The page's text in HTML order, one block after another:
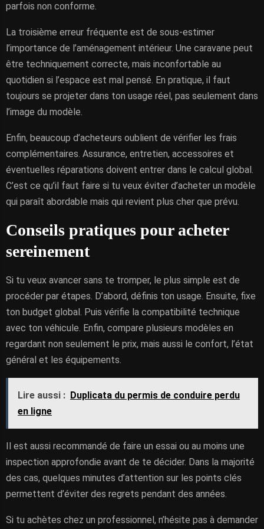
parfois non conforme.
La troisième erreur fréquente est de sous-estimer
l’importance de l’aménagement intérieur. Une caravane peut
être techniquement correcte, mais inconfortable au
quotidien si l’espace est mal pensé. En pratique, il faut
toujours se projeter dans ton usage réel, pas seulement dans
l’image du modèle.
Enfin, beaucoup d’acheteurs oublient de vérifier les frais
complémentaires. Assurance, entretien, accessoires et
éventuelles réparations doivent entrer dans le calcul global.
C’est ce qu’il faut faire si tu veux éviter d’acheter un modèle
qui paraît abordable mais qui revient plus cher que prévu.
Conseils pratiques pour acheter
sereinement
Si tu veux avancer sans te tromper, le plus simple est de
procéder par étapes. D’abord, définis ton usage. Ensuite, fixe
ton budget global. Puis vérifie la compatibilité technique
avec ton véhicule. Enfin, compare plusieurs modèles en
regardant non seulement le prix, mais aussi le confort, l’état
général et les équipements.
Lire aussi : Duplicata du permis de conduire perdu
en ligne
Il est aussi recommandé de faire un essai ou au moins une
inspection approfondie avant de te décider. Dans la majorité
des cas, quelques minutes d’attention sur les points clés
permettent d’éviter des regrets pendant des années.
Si tu achètes chez un professionnel, n’hésite pas à demander